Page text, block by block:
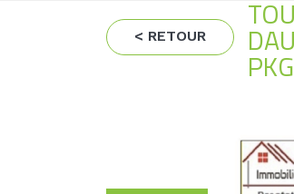
< RETOUR
PKG